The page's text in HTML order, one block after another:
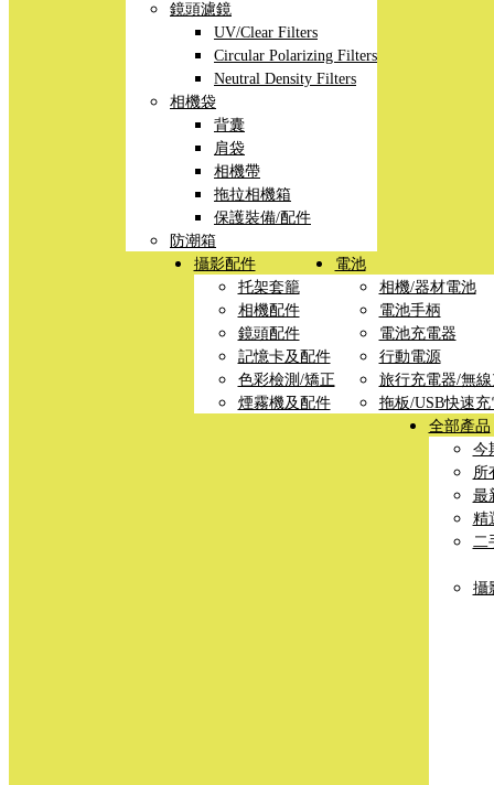
鏡頭濾鏡
UV/Clear Filters
Circular Polarizing Filters
Neutral Density Filters
相機袋
背囊
肩袋
相機帶
拖拉相機箱
保護裝備/配件
防潮箱
攝影配件
托架套籠
相機配件
鏡頭配件
記憶卡及配件
色彩檢測/矯正
煙霧機及配件
電池
相機/器材電池
電池手柄
電池充電器
行動電源
旅行充電器/無
拖板/USB快速充
全部產品
今
所
最
精
二
攝